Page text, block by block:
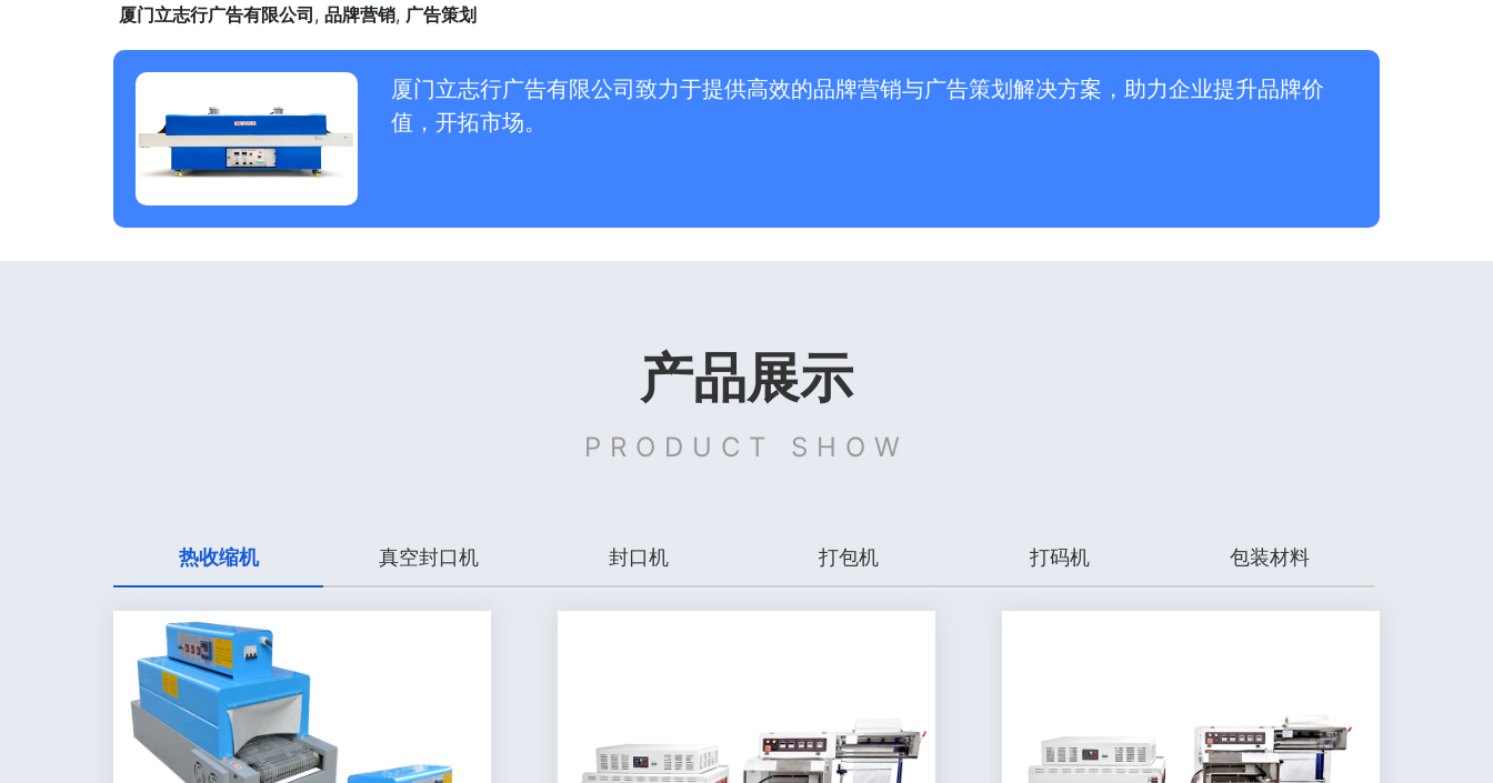
厦门立志行广告有限公司 , 品牌营销, 广告策划
厦门立志行广告有限公司致力于提供高效的品牌营销与广告策划解决方案，助力企业提升品牌价
值，开拓市场。
产品展示
PRODUCT SHOW
热收缩机 真空封口机 封口机 打包机 打码机 包装材料